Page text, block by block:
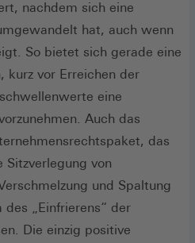
nachdem sich eine
hat, auch wenn
So bietet sich gerade eine
kurz vor Erreichen der
eine
Auch das
das
Sitzverlegung von
und Spaltung
„Einfrierens“ der
Die einzig positive